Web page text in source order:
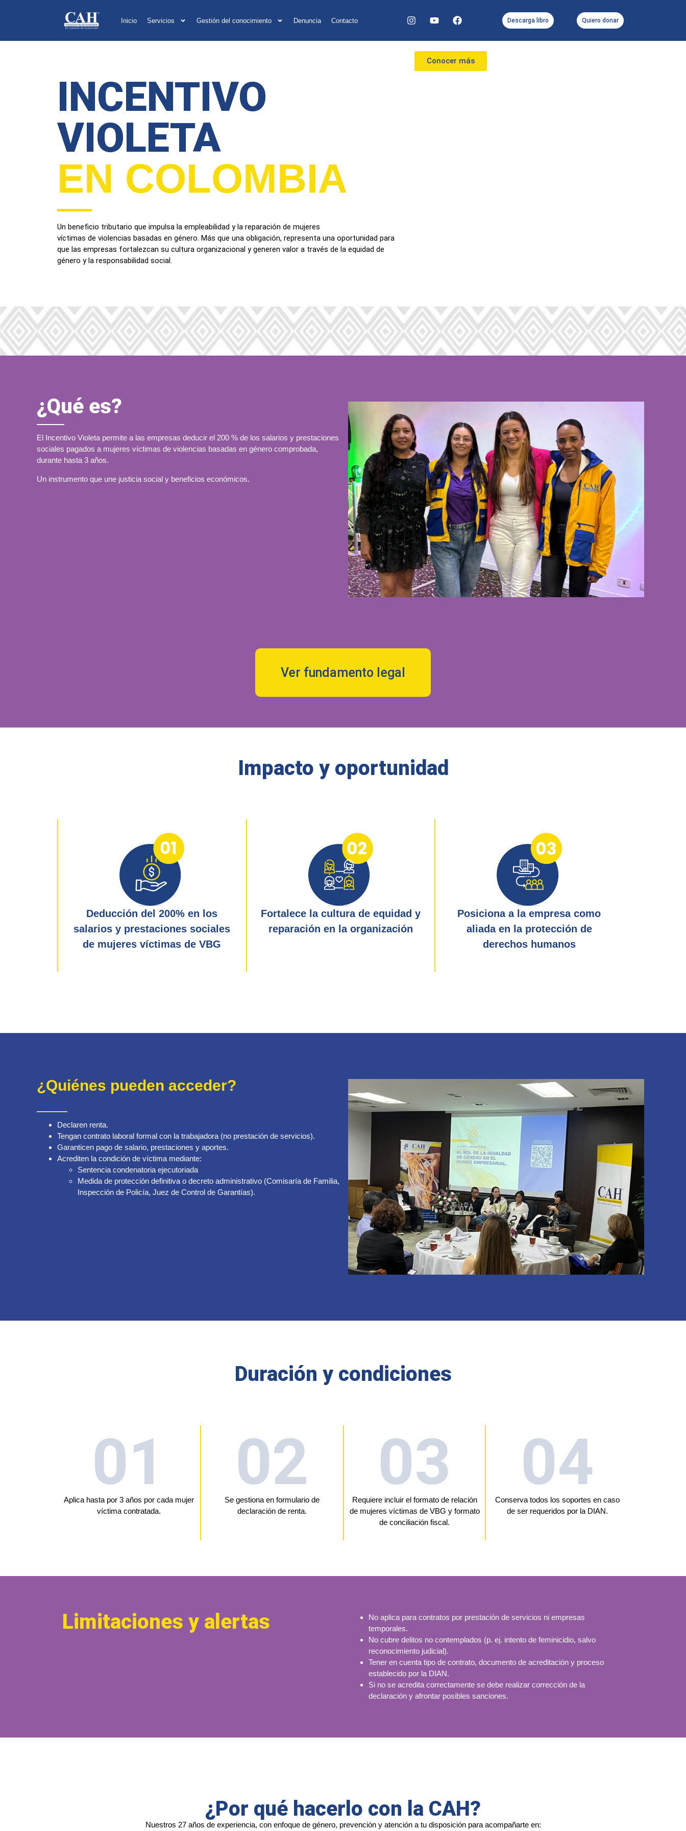
Inicio Servicios Gestión del conocimiento Denuncia Contacto Descarga libro Quiero donar
INCENTIVO
VIOLETA
EN COLOMBIA
Un beneficio tributario que impulsa la empleabilidad y la reparación de mujeres
víctimas de violencias basadas en género. Más que una obligación, representa una oportunidad para
que las empresas fortalezcan su cultura organizacional y generen valor a través de la equidad de
género y la responsabilidad social.
Conocer más
¿Qué es?
El Incentivo Violeta permite a las empresas deducir el 200 % de los salarios y prestaciones
sociales pagados a mujeres víctimas de violencias basadas en género comprobada,
durante hasta 3 años.
Un instrumento que une justicia social y beneficios económicos.
Ver fundamento legal
Impacto y oportunidad
Deducción del 200% en los
salarios y prestaciones sociales
de mujeres víctimas de VBG
Fortalece la cultura de equidad y
reparación en la organización
Posiciona a la empresa como
aliada en la protección de
derechos humanos
¿Quiénes pueden acceder?
Declaren renta.
Tengan contrato laboral formal con la trabajadora (no prestación de servicios).
Garanticen pago de salario, prestaciones y aportes.
Acrediten la condición de víctima mediante:
Sentencia condenatoria ejecutoriada
Medida de protección definitiva o decreto administrativo (Comisaría de Familia,
Inspección de Policía, Juez de Control de Garantías).
Duración y condiciones
01
Aplica hasta por 3 años por cada mujer
víctima contratada.
02
Se gestiona en formulario de
declaración de renta.
03
Requiere incluir el formato de relación
de mujeres víctimas de VBG y formato
de conciliación fiscal.
04
Conserva todos los soportes en caso
de ser requeridos por la DIAN.
Limitaciones y alertas
No aplica para contratos por prestación de servicios ni empresas
temporales.
No cubre delitos no contemplados (p. ej. intento de feminicidio, salvo
reconocimiento judicial).
Tener en cuenta tipo de contrato, documento de acreditación y proceso
establecido por la DIAN.
Si no se acredita correctamente se debe realizar corrección de la
declaración y afrontar posibles sanciones.
¿Por qué hacerlo con la CAH?
Nuestros 27 años de experiencia, con enfoque de género, prevención y atención a tu disposición para acompañarte en: